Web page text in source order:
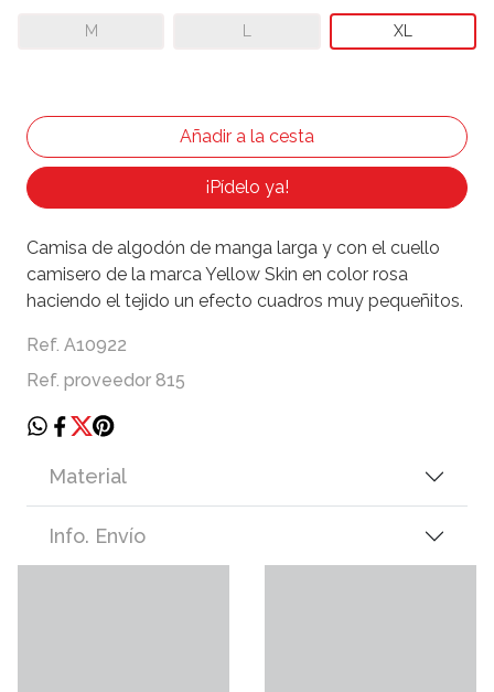
M L XL
¡Pídelo ya!
Camisa de algodón de manga larga y con el cuello
camisero de la marca Yellow Skin en color rosa
haciendo el tejido un efecto cuadros muy pequeñitos.
Ref. A10922
Ref. proveedor 815
Material
Info. Envío